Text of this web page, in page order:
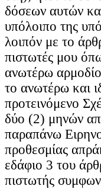
δόσεων αυτών
υπόλοιπο της
λοιπόν με το
πιστωτές μου
ανωτέρω
το ανωτέρω και
προτεινόμενο
δύο (2) μηνών
παραπάνω
προθεσμίας
εδάφιο 3 του
πιστωτής